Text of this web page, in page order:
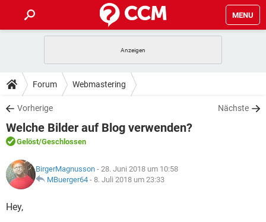
MENU
ANDROID
WINDOWS 10
WHATSAPP TIKTOK
FACEBOOK
TIPPS & TRICKS
SPIELE
WINDOWS 10
WHATSAPP
FACEBOOK HARDWARE
DOWNLOADS
SPIELE STREAMING
ANDROID
WINDOWS 10 INSTAGRAM
WHATSAPP
FACEBOOK
FORUM
SPIELE
ANDROID IOS
LEXIKON
SPIELE
ANDROID
Forum Webmastering
Vorherige Nächste
Welche Bilder auf Blog verwenden?
Gelöst/Geschlossen
BirgerMagnusson - 28. Juni 2018 um 10:58
MBuerger64 - 8. Juli 2018 um 23:33
Hey,